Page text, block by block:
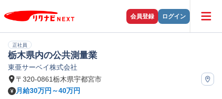
会員登録 ログイン
正社員
栃木県内の公共測量業
東亜サーベイ株式会社
〒320-0861栃木県宇都宮市
月給30万円～40万円